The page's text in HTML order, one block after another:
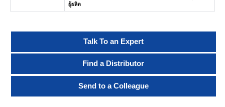
ผู้ผลิต
Talk To an Expert
Find a Distributor
Send to a Colleague